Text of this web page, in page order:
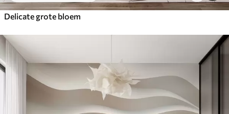
Delicate grote bloem